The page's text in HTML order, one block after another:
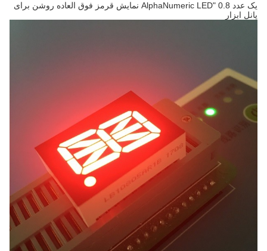
یک عدد 0.8 "AlphaNumeric LED نمایش قرمز فوق العاده روشن برای
پانل ابزار